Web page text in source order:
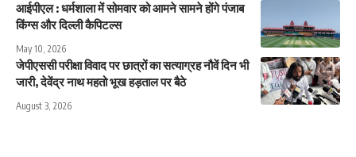
आईपीएल : धर्मशाला में सोमवार को आमने सामने होंगे पंजाब
किंग्स और दिल्ली कैपिटल्स
May 10, 2026
जेपीएससी परीक्षा विवाद पर छात्रों का सत्याग्रह नौवें दिन भी
जारी, देवेंद्र नाथ महतो भूख हड़ताल पर बैठे
August 3, 2026